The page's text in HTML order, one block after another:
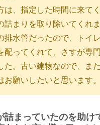
は、指定した時間に来て
詰まりを取り除いてくれ
排水管だったので、トイ
配ってくれて、さすが専
た。古い建物なので、ま
お願いしたいと思います。
詰まっていたのを助け